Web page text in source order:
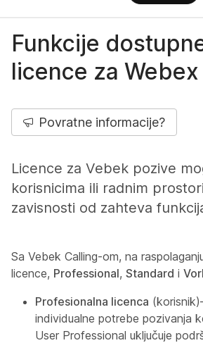
Funkcije
licence za
Povratne informacije?
Licence za Vebek pozive
korisnicima ili radnim
zavisnosti od zahteva
Sa Vebek Calling-om, na
licence, Professional, Standard i
Profesionalna licenca
individualne potrebe pozivanja
User Professional uključuje